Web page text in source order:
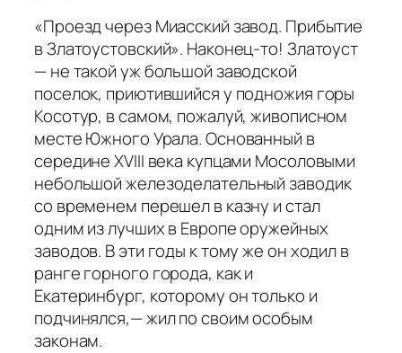
«Проезд через Миасский завод. Прибытие
в Златоустовский». Наконец-то! Златоуст
— не такой уж большой заводской
поселок, приютившийся у подножия горы
Косотур, в самом, пожалуй, живописном
месте Южного Урала. Основанный в
середине XVIII века купцами Мосоловыми
небольшой железоделательный заводик
со временем перешел в казну и стал
одним из лучших в Европе оружейных
заводов. В эти годы к тому же он ходил в
ранге горного города, как и
Екатеринбург, которому он только и
подчинялся,— жил по своим особым
законам.